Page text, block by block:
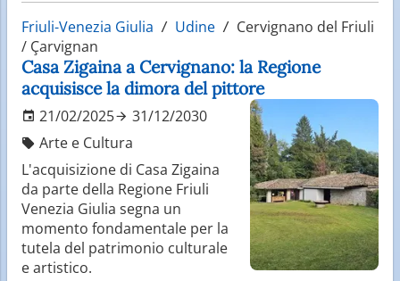
Friuli-Venezia Giulia Udine
Cervignano del Friuli
/ Çarvignan
Casa Zigaina a Cervignano: la Regione
acquisisce la dimora del pittore
21/02/2025
31/12/2030
Arte e Cultura
L'acquisizione di Casa Zigaina
da parte della Regione Friuli
Venezia Giulia segna un
momento fondamentale per la
tutela del patrimonio culturale
e artistico.